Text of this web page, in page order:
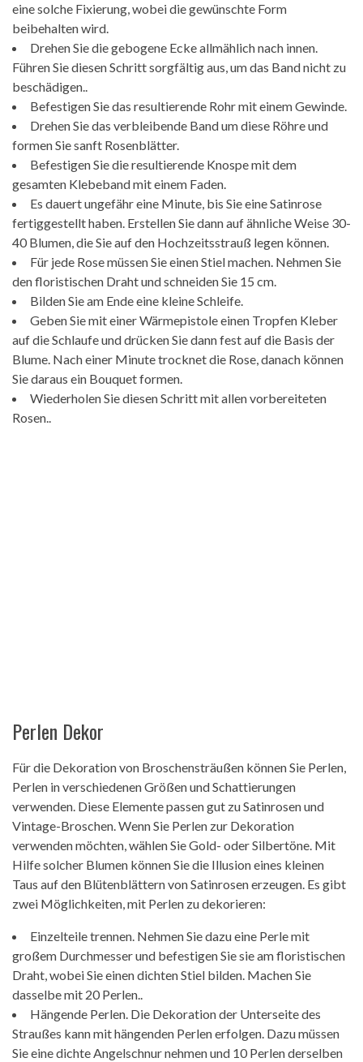
eine solche Fixierung, wobei die gewünschte Form
beibehalten wird.
Drehen Sie die gebogene Ecke allmählich nach innen.
Führen Sie diesen Schritt sorgfältig aus, um das Band nicht zu
beschädigen..
Befestigen Sie das resultierende Rohr mit einem Gewinde.
Drehen Sie das verbleibende Band um diese Röhre und
formen Sie sanft Rosenblätter.
Befestigen Sie die resultierende Knospe mit dem
gesamten Klebeband mit einem Faden.
Es dauert ungefähr eine Minute, bis Sie eine Satinrose
fertiggestellt haben. Erstellen Sie dann auf ähnliche Weise 30-
40 Blumen, die Sie auf den Hochzeitsstrauß legen können.
Für jede Rose müssen Sie einen Stiel machen. Nehmen Sie
den floristischen Draht und schneiden Sie 15 cm.
Bilden Sie am Ende eine kleine Schleife.
Geben Sie mit einer Wärmepistole einen Tropfen Kleber
auf die Schlaufe und drücken Sie dann fest auf die Basis der
Blume. Nach einer Minute trocknet die Rose, danach können
Sie daraus ein Bouquet formen.
Wiederholen Sie diesen Schritt mit allen vorbereiteten
Rosen..
Perlen Dekor
Für die Dekoration von Broschensträußen können Sie Perlen,
Perlen in verschiedenen Größen und Schattierungen
verwenden. Diese Elemente passen gut zu Satinrosen und
Vintage-Broschen. Wenn Sie Perlen zur Dekoration
verwenden möchten, wählen Sie Gold- oder Silbertöne. Mit
Hilfe solcher Blumen können Sie die Illusion eines kleinen
Taus auf den Blütenblättern von Satinrosen erzeugen. Es gibt
zwei Möglichkeiten, mit Perlen zu dekorieren:
Einzelteile trennen. Nehmen Sie dazu eine Perle mit
großem Durchmesser und befestigen Sie sie am floristischen
Draht, wobei Sie einen dichten Stiel bilden. Machen Sie
dasselbe mit 20 Perlen..
Hängende Perlen. Die Dekoration der Unterseite des
Straußes kann mit hängenden Perlen erfolgen. Dazu müssen
Sie eine dichte Angelschnur nehmen und 10 Perlen derselben